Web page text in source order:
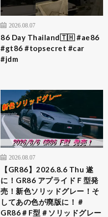
2026.08.07
86 Day Thailand🇹🇭 #ae86
#gt86 #topsecret #car
#jdm
2026.08.07
【GR86】2026.8.6 Thu 遂
に！GR86 アプライドＦ型発
売！新色ソリッドグレー！そ
してあの色が廃版に！＃
GR86＃F型＃ソリッドグレー